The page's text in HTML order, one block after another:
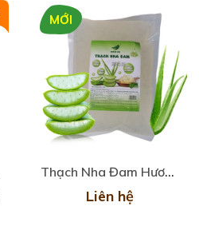
MỚI
Thạch Nha Đam Hương Vải Hoàng Gia 1Kg
Liên hệ